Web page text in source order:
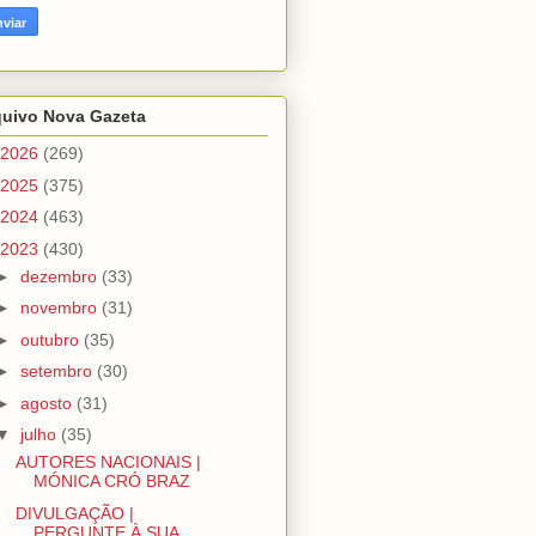
Nova Gazeta
2026 (269)
2025 (375)
2024 (463)
2023 (430)
dezembro (33)
novembro (31)
outubro (35)
setembro (30)
agosto (31)
julho (35)
AUTORES NACIONAIS |
MÓNICA CRÓ BRAZ
DIVULGAÇÃO |
PERGUNTE À SUA